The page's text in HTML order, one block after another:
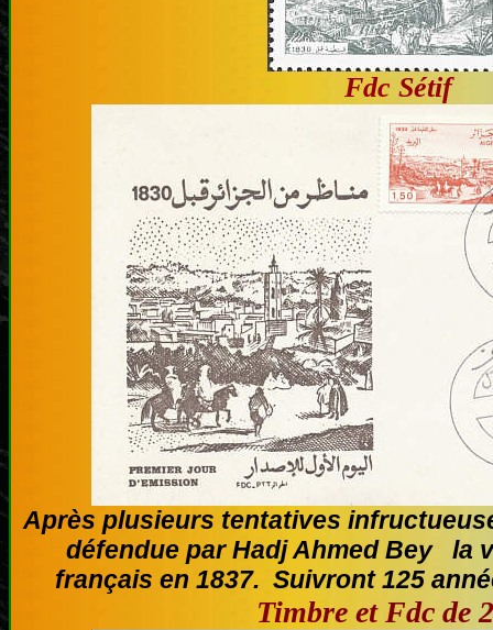
Fdc Sétif
Après plusieurs tentatives
défendue par Hadj Ahmed Bey la
français en 1837. Suivront 125
Timbre et Fdc de